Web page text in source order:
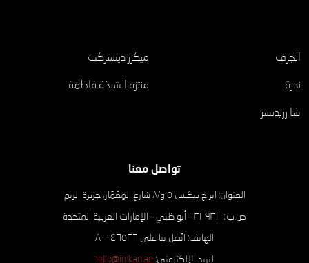
الجرف
ندرة
شا رزيدنسز
ميكرز ديستركت
منتزه الشيخة فاطمة
تواصل معنا
العنوان: ابراج بيكسل ٥ و٧، شارع المِعْمَار، جزيرة الريم
ص.ب.: ۳۲۹۳۲ – أبو ظبي – الإمارات العربية المتحدة
الهاتف: اتّصل بنا على ٨٠٠٤٦٥٢٦
البريد الإلكتروني: hello@imkan.ae